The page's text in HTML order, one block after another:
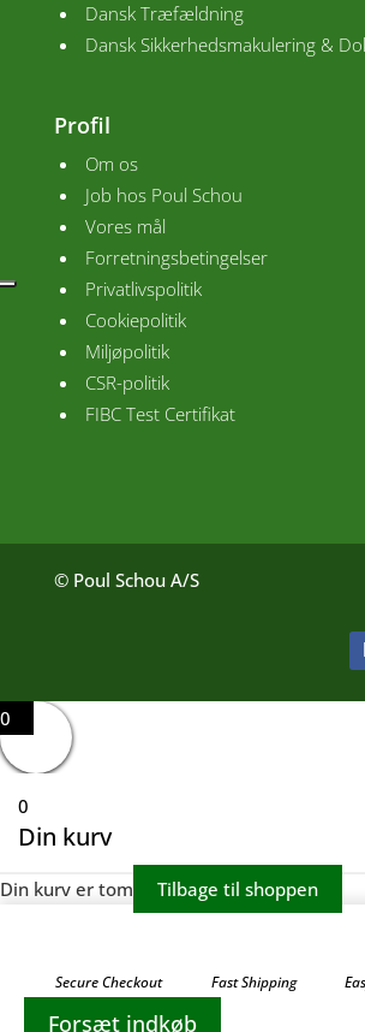
Dansk Træfældning
Dansk Sikkerhedsmakulering &
Profil
Om os
Job hos Poul Schou
Vores mål
Forretningsbetingelser
Privatlivspolitik
Cookiepolitik
Miljøpolitik
CSR-politik
FIBC Test Certifikat
© Poul Schou A/S
0
0
Din kurv
Din kurv er tom Tilbage til shoppen
Secure Checkout Fast Shipping
Forsæt indkøb